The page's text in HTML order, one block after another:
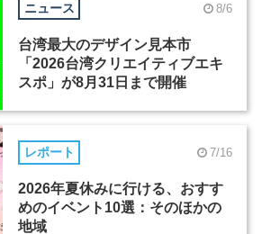
ニュース 8/6
台湾最大のデザイン見本市
「2026台湾クリエイティブエキ
スポ」が8月31日まで開催
レポート 7/16
2026年夏休みに行ける、おすす
めのイベント10選：そのほかの
地域